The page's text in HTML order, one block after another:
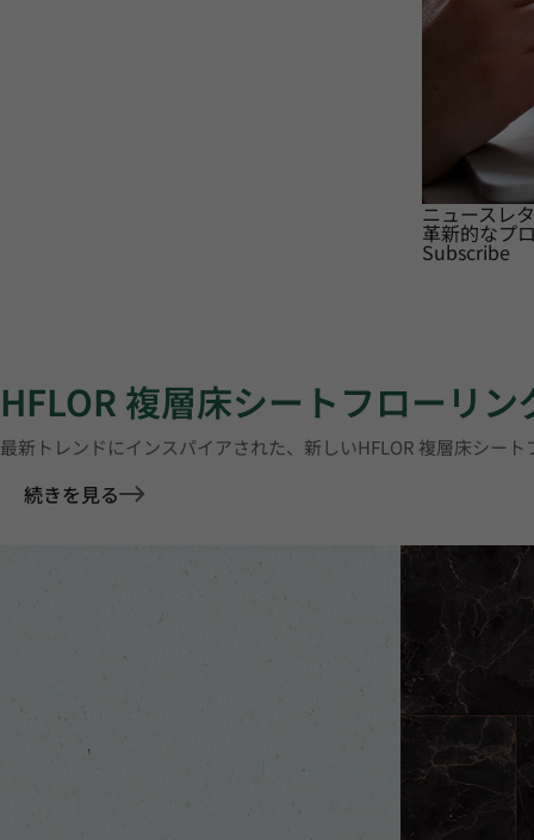
ニュースレ
革新的なプ
Subscribe
HFLOR 複層床シートフローリン
最新トレンドにインスパイアされた、新しいHFLOR 複層床シー
続きを見る